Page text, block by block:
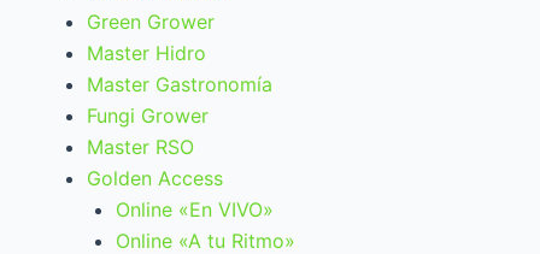
Green Grower
Master Hidro
Master Gastronomía
Fungi Grower
Master RSO
Golden Access
Online «En VIVO»
Online «A tu Ritmo»